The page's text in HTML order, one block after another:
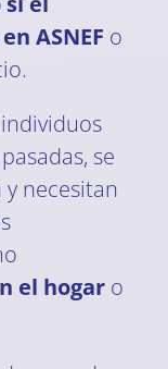
ASNEF o
se
necesitan
el hogaro